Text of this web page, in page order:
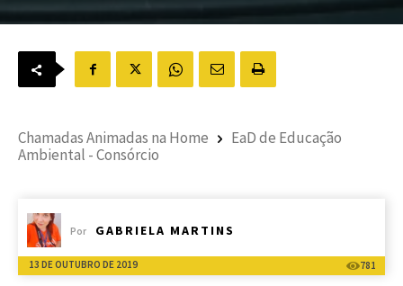
Chamadas Animadas na Home
EaD de Educação
Ambiental - Consórcio
Por GABRIELA MARTINS
13 DE OUTUBRO DE 2019 781